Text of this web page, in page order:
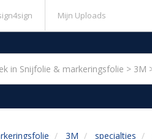
Mijn Uploads
3M specialties